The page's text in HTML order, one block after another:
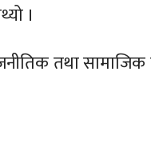
।
तथा